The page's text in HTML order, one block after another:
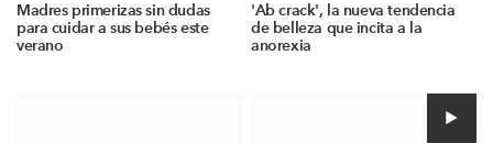
Madres primerizas sin dudas
para cuidar a sus bebés este
verano
'Ab crack', la nueva tendencia
de belleza que incita a la
anorexia